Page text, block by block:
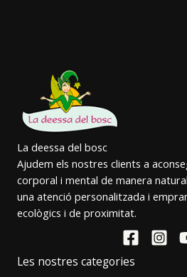
La deessa del bosc
Ajudem els nostres clients a
corporal i mental de manera
una atenció personalitzada i
ecològics i de proximitat.
Les nostres categories